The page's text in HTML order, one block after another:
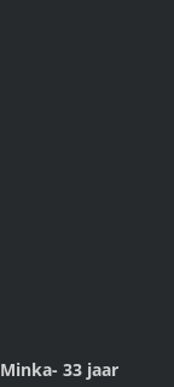
Minka- 33 jaar